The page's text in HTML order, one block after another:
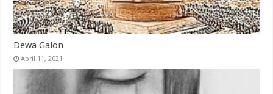
Dewa Galon
April 11, 2021